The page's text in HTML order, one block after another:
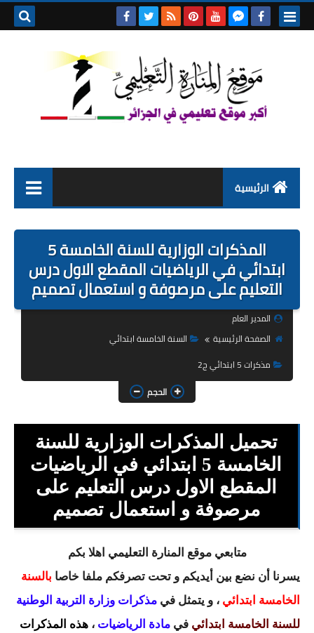
الرئيسية
التربية التحضيرية
السنة الاولى ابتدائي
السنة الثالثة ابتدائي
السنة الرابعة ابتدائي
شهادة التعليم الابتدائي
تزيين القسم
التعليم المتوسط
السنة الاولى متوسط
السنة الثانية متوسط
السنة الثالثة متوسط
المذكرات الوزارية للسنة الخامسة 5
ابتدائي في الرياضيات المقطع الاول درس
التعليم على مرصوفة و استعمال تصميم
المدير العام
الصفحة الرئيسية
السنة الخامسة ابتدائي
مذكرات 5 ابتدائي ج2
الحجم
تحميل المذكرات الوزارية للسنة
الخامسة 5 ابتدائي في الرياضيات
المقطع الاول درس التعليم على
مرصوفة و استعمال تصميم
متابعي موقع المنارة التعليمي اهلا بكم
يسرنا أن نضع بين أيديكم و تحت تصرفكم ملفا خاصا بالسنة
الخامسة ابتدائي ، و يتمثل في مذكرات وزارة التربية الوطنية
للسنة الخامسة ابتدائي في مادة الرياضيات ، هذه المذكرات